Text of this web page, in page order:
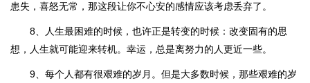
患失，喜怒无常，那这段让你不心安的感情应该考虑丢弃了。
8、人生最困难的时候，也许正是转变的时候：改变固有的思
想，人生就可能迎来转机。幸运，总是离努力的人更近一些。
9、每个人都有很艰难的岁月。但是大多数时候，那些艰难的岁